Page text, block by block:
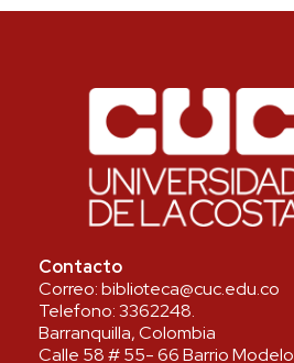
Contacto
Correo:biblioteca@cuc.edu.co
Telefono:3362248.
Barranquilla, Colombia
Calle 58 # 55- 66 Barrio Modelo